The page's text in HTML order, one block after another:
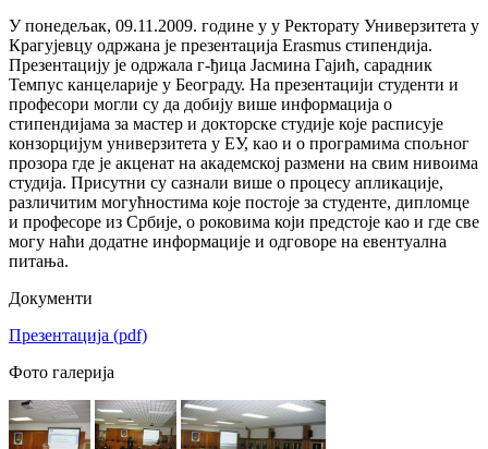
У понедељак, 09.11.2009. године у у Ректорату Универзитета у
Крагујевцу одржана је презентација Erasmus стипендија.
Презентацију је одржала г-ђица Јасмина Гајић, сарадник
Темпус канцеларије у Београду. На презентацији студенти и
професори могли су да добију више информација о
стипендијама за мастер и докторске студије које расписује
конзорцијум универзитета у ЕУ, као и о програмима спољног
прозора где је акценат на академској размени на свим нивоима
студија. Присутни су сазнали више о процесу апликације,
различитим могућностима које постоје за студенте, дипломце
и професоре из Србије, о роковима који предстоје као и где све
могу наћи додатне информације и одговоре на евентуална
питања.
Документи
Презентација (pdf)
Фото галерија